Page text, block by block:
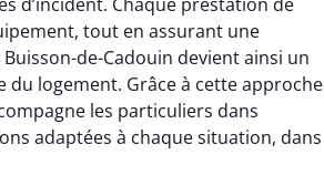
d’incident. Chaque prestation de
tout en assurant une
de-Cadouin devient ainsi un
logement. Grâce à cette approche
les particuliers dans
adaptées à chaque situation, dans
21 juin 2025
Ramonage très bien réalisé,
travail propre et soigné.
Toutes les explications ont
été claires et le conduit a été